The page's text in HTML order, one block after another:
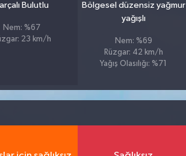
Bulutlu
Nem: %67
23 km/h
Bölgesel düzensiz yağmur
yağışlı
Nem: %69
Rüzgar: 42 km/h
Yağış Olasılığı: %71